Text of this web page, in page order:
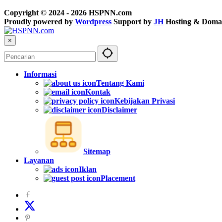
Copyright © 2024 - 2026 HSPNN.com
Proudly powered by Wordpress Support by JHHosting &
×
Informasi
Tentang Kami
Kontak
Kebijakan Privasi
Disclaimer
Sitemap
Layanan
Iklan
Placement